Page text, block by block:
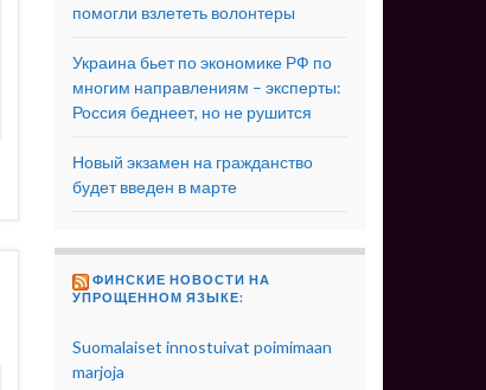
помогли взлететь волонтеры
Украина бьет по экономике РФ по
многим направлениям – эксперты:
Россия беднеет, но не рушится
Новый экзамен на гражданство
будет введен в марте
ФИНСКИЕ НОВОСТИ НА
УПРОЩЕННОМ ЯЗЫКЕ:
Suomalaiset innostuivat poimimaan
marjoja